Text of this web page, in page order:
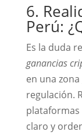
6.
Perú:
Es la duda
ganancias
en una
regulación.
claro y